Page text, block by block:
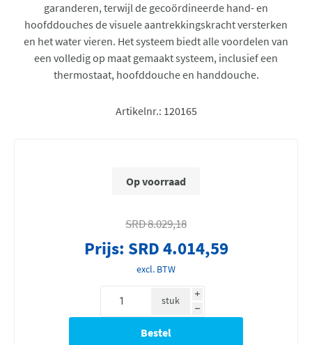
garanderen, terwijl de gecoördineerde hand- en
hoofddouches de visuele aantrekkingskracht versterken
en het water vieren. Het systeem biedt alle voordelen van
een volledig op maat gemaakt systeem, inclusief een
thermostaat, hoofddouche en handdouche.
Artikelnr.: 120165
Op voorraad
SRD 8.029,18
Prijs: SRD 4.014,59
excl. BTW
i
h
stuk